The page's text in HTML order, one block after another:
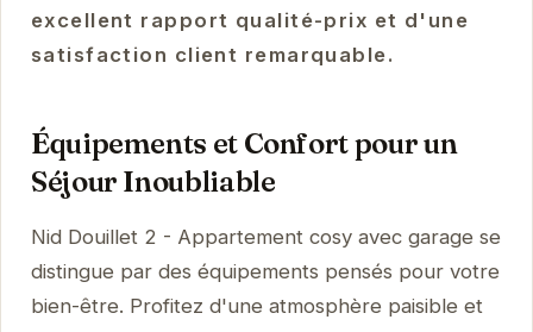
excellent rapport qualité-prix et d'une
satisfaction client remarquable.
Équipements et Confort pour un
Séjour Inoubliable
Nid Douillet 2 - Appartement cosy avec garage se
distingue par des équipements pensés pour votre
bien-être. Profitez d'une atmosphère paisible et